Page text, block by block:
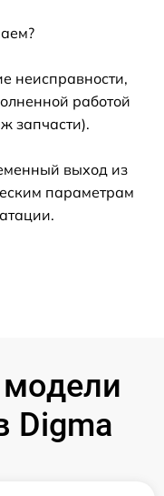
неисправности,
работой
запчасти).
выход из
параметрам
Digma